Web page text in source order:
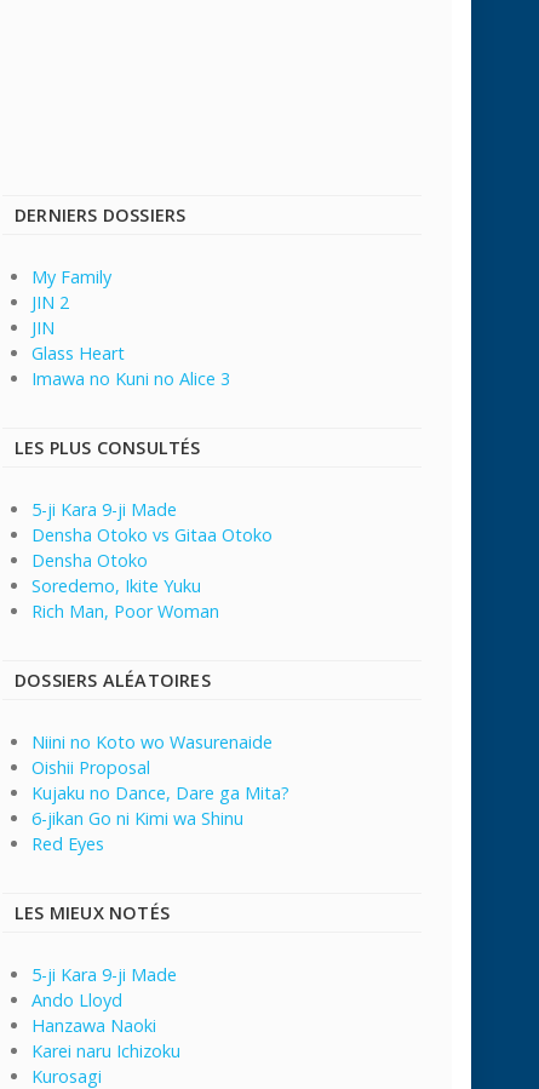
DERNIERS DOSSIERS
My Family
JIN 2
JIN
Glass Heart
Imawa no Kuni no Alice 3
LES PLUS CONSULTÉS
5-ji Kara 9-ji Made
Densha Otoko vs Gitaa Otoko
Densha Otoko
Soredemo, Ikite Yuku
Rich Man, Poor Woman
DOSSIERS ALÉATOIRES
Niini no Koto wo Wasurenaide
Oishii Proposal
Kujaku no Dance, Dare ga Mita?
6-jikan Go ni Kimi wa Shinu
Red Eyes
LES MIEUX NOTÉS
5-ji Kara 9-ji Made
Ando Lloyd
Hanzawa Naoki
Karei naru Ichizoku
Kurosagi